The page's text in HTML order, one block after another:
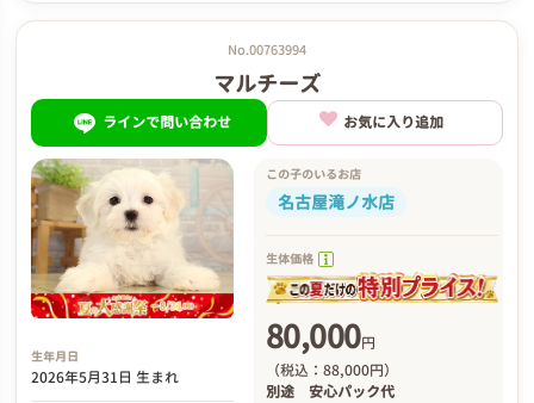
No.00763994
マルチーズ
ラインで問い合わせ お気に入り追加
生年月日
2026年5月31日 生まれ
この子のいるお店
名古屋滝ノ水店
生体価格
80,000円
（税込：88,000円）
別途 安心パック代